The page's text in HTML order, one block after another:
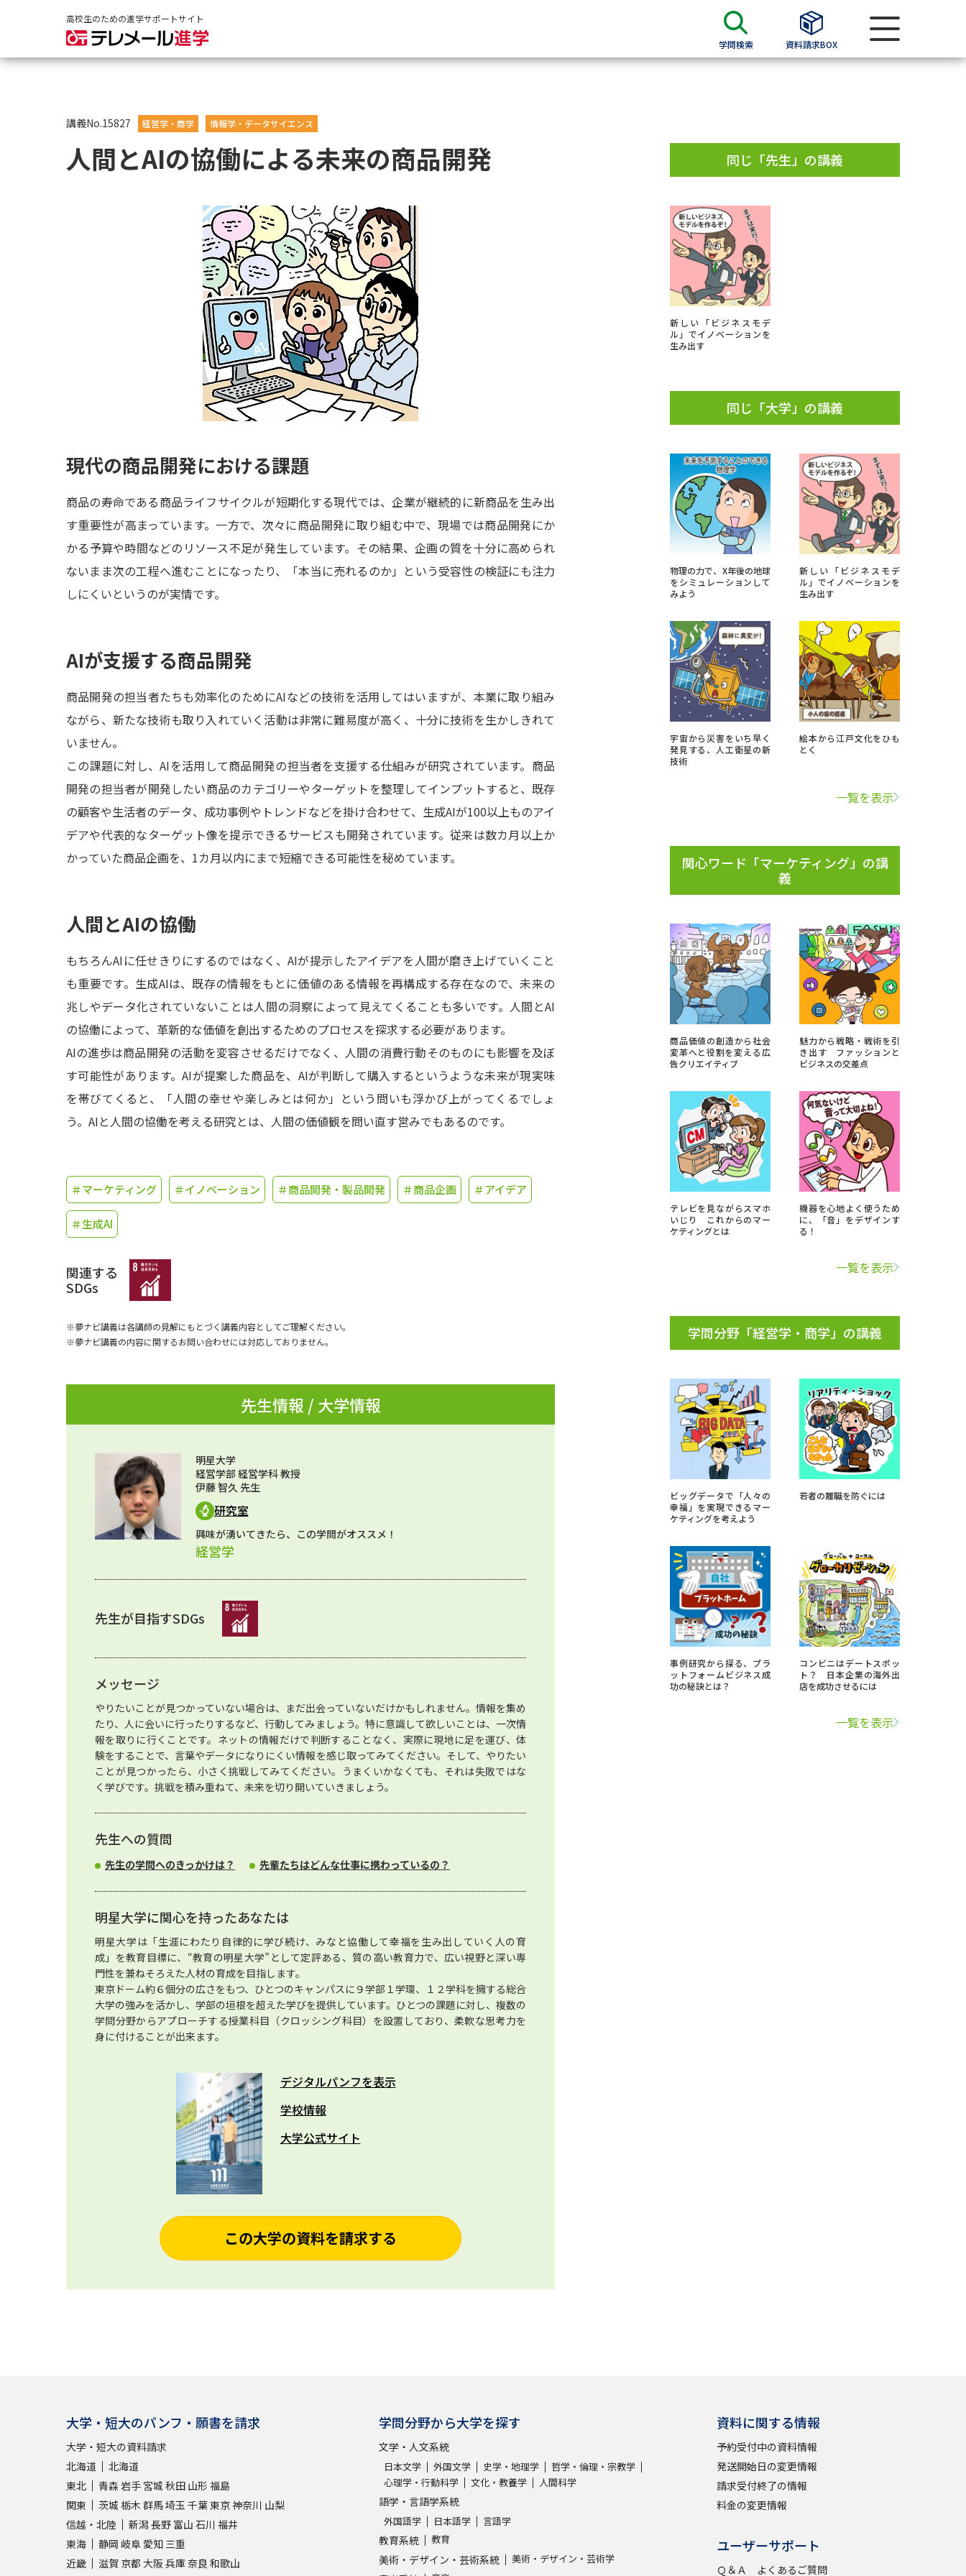
高校生のための進学サポートサイト
学問検索 資料請求BOX
大学・短大の資料種類から請求
大学パンフ
過去問題集
留学・進学関連、塾・予備校
大学入学共通テスト「受験上の配慮案内」の請求
高等学校卒業程度認定試験
大学検索
大学で学べる内容や特徴を調べる
新増設大学・学部・学科特集
国際・グローバルに強い大学特集
データサイエンス特集
奨学金・特待生制度特集
デジタルパンフレット
オープンキャンパスなどを調べる
実施プログラムから探す
来場型・Web型イベント特集
受験準備
新生活お役立ちガイド
学問発見 学問検索
大学で学びたい学問発見
学問のミニ講義「夢ナビ講義」 学問分野解説 学問の教科書 夢ナビライブ
Ｑ＆Ａ よくあるご質問
このサイトについて
受付内容・発送状況の確認 テレメール
お支払いサイト
講義No.15827 経営学・商学 情報学・データサイエンス
人間とAIの協働による未来の商品開発
現代の商品開発における課題
商品の寿命である商品ライフサイクルが短期化する現代では、企業が継続的に新商品を生み出
す重要性が高まっています。一方で、次々に商品開発に取り組む中で、現場では商品開発にか
かる予算や時間などのリソース不足が発生しています。その結果、企画の質を十分に高められ
ないまま次の工程へ進むことになったり、「本当に売れるのか」という受容性の検証にも注力
しにくいというのが実情です。
AIが支援する商品開発
商品開発の担当者たちも効率化のためにAIなどの技術を活用してはいますが、本業に取り組み
ながら、新たな技術も取り入れていく活動は非常に難易度が高く、十分に技術を生かしきれて
いません。
この課題に対し、AIを活用して商品開発の担当者を支援する仕組みが研究されています。商品
開発の担当者が開発したい商品のカテゴリーやターゲットを整理してインプットすると、既存
の顧客や生活者のデータ、成功事例やトレンドなどを掛け合わせて、生成AIが100以上ものアイ
デアや代表的なターゲット像を提示できるサービスも開発されています。従来は数カ月以上か
かっていた商品企画を、1カ月以内にまで短縮できる可能性を秘めています。
人間とAIの協働
もちろんAIに任せきりにするのではなく、AIが提示したアイデアを人間が磨き上げていくこと
も重要です。生成AIは、既存の情報をもとに価値のある情報を再構成する存在なので、未来の
兆しやデータ化されていないことは人間の洞察によって見えてくることも多いです。人間とAI
の協働によって、革新的な価値を創出するためのプロセスを探求する必要があります。
AIの進歩は商品開発の活動を変容させるだけでなく、人間の消費行動そのものにも影響を及ぼ
す可能性があります。AIが提案した商品を、AIが判断して購入するというような未来が現実味
を帯びてくると、「人間の幸せや楽しみとは何か」という問いも浮かび上がってくるでしょ
う。AIと人間の協働を考える研究とは、人間の価値観を問い直す営みでもあるのです。
＃マーケティング ＃イノベーション ＃商品開発・製品開発 ＃商品企画 ＃アイデア
＃生成AI
関連する
SDGs
※夢ナビ講義は各講師の見解にもとづく講義内容としてご理解ください。
※夢ナビ講義の内容に関するお問い合わせには対応しておりません。
先生情報 / 大学情報
明星大学
経営学部 経営学科 教授
伊藤 智久 先生
研究室
興味が湧いてきたら、この学問がオススメ！
経営学
先生が目指すSDGs
メッセージ
やりたいことが見つかっていない場合は、まだ出会っていないだけかもしれません。情報を集め
たり、人に会いに行ったりするなど、行動してみましょう。特に意識して欲しいことは、一次情
報を取りに行くことです。ネットの情報だけで判断することなく、実際に現地に足を運び、体
験をすることで、言葉やデータになりにくい情報を感じ取ってみてください。そして、やりたい
ことが見つかったら、小さく挑戦してみてください。うまくいかなくても、それは失敗ではな
く学びです。挑戦を積み重ねて、未来を切り開いていきましょう。
先生への質問
先生の学問へのきっかけは？ 先輩たちはどんな仕事に携わっているの？
明星大学に関心を持ったあなたは
明星大学は「生涯にわたり自律的に学び続け、みなと協働して幸福を生み出していく人の育
成」を教育目標に、“教育の明星大学”として定評ある、質の高い教育力で、広い視野と深い専
門性を兼ねそろえた人材の育成を目指します。
東京ドーム約６個分の広さをもつ、ひとつのキャンパスに９学部１学環、１２学科を擁する総合
大学の強みを活かし、学部の垣根を超えた学びを提供しています。ひとつの課題に対し、複数の
学問分野からアプローチする授業科目（クロッシング科目）を設置しており、柔軟な思考力を
身に付けることが出来ます。
デジタルパンフを表示
学校情報
大学公式サイト
この大学の資料を請求する
同じ「先生」の講義
新しい「ビジネスモデ
ル」でイノベーションを
生み出す
同じ「大学」の講義
物理の力で、X年後の地球
をシミュレーションして
みよう
新しい「ビジネスモデ
ル」でイノベーションを
生み出す
宇宙から災害をいち早く
発見する、人工衛星の新
技術
絵本から江戸文化をひも
とく
一覧を表示
関心ワード「マーケティング」の講
義
商品価値の創造から社会
変革へと役割を変える広
告クリエイティブ
魅力から戦略・戦術を引
き出す ファッションと
ビジネスの交差点
テレビを見ながらスマホ
いじり これからのマー
ケティングとは
機器を心地よく使うため
に、「音」をデザインす
る！
一覧を表示
学問分野「経営学・商学」の講義
ビッグデータで「人々の
幸福」を実現できるマー
ケティングを考えよう
若者の離職を防ぐには
事例研究から探る、プラ
ットフォームビジネス成
功の秘訣とは？
コンビニはデートスポッ
ト？ 日本企業の海外出
店を成功させるには
一覧を表示
大学・短大のパンフ・願書を請求
大学・短大の資料請求
北海道
北海道
東北
青森 岩手 宮城 秋田 山形 福島
関東
茨城 栃木 群馬埼玉 千葉東京神奈川 山梨
信越・北陸
新潟長野 富山 石川 福井
東海
静岡 岐阜 愛知 三重
近畿
滋賀 京都 大阪兵庫奈良 和歌山
学問分野から大学を探す
文学・人文系統
日本文学 外国文学 史学・地理学
哲学・倫理・宗教学
心理学・行動科学
文化・教養学 人間科学
語学・言語学系統
外国語学 日本語学 言語学
教育系統 教育
美術・デザイン・芸術系統 美術・デザイン・芸術学
資料に関する情報
予約受付中の資料情報
発送開始日の変更情報
請求受付終了の情報
料金の変更情報
ユーザーサポート
Ｑ＆Ａ よくあるご質問